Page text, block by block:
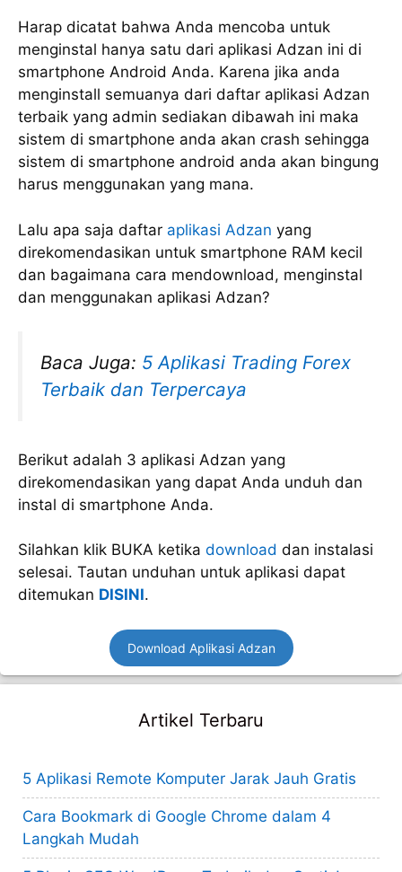
Harap dicatat bahwa Anda mencoba untuk
menginstal hanya satu dari aplikasi Adzan ini di
smartphone Android Anda. Karena jika anda
menginstall semuanya dari daftar aplikasi Adzan
terbaik yang admin sediakan dibawah ini maka
sistem di smartphone anda akan crash sehingga
sistem di smartphone android anda akan bingung
harus menggunakan yang mana.
Lalu apa saja daftar aplikasi Adzan yang
direkomendasikan untuk smartphone RAM kecil
dan bagaimana cara mendownload, menginstal
dan menggunakan aplikasi Adzan?
Baca Juga: 5 Aplikasi Trading Forex
Terbaik dan Terpercaya
Berikut adalah 3 aplikasi Adzan yang
direkomendasikan yang dapat Anda unduh dan
instal di smartphone Anda.
Silahkan klik BUKA ketika download dan instalasi
selesai. Tautan unduhan untuk aplikasi dapat
ditemukan DISINI.
Download Aplikasi Adzan
Artikel Terbaru
5 Aplikasi Remote Komputer Jarak Jauh Gratis
Cara Bookmark di Google Chrome dalam 4
Langkah Mudah